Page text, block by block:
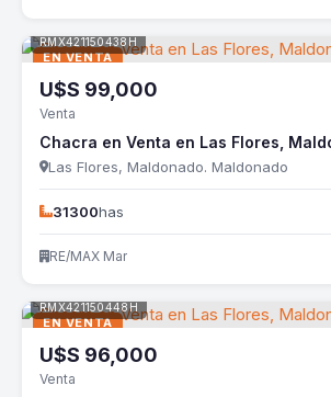
EN VENTA
RMX421150438H
U$S 99,000
Venta
Las Flores, Maldonado. Maldonado
31300has
RE/MAX Mar
EN VENTA
RMX421150448H
U$S 96,000
Venta